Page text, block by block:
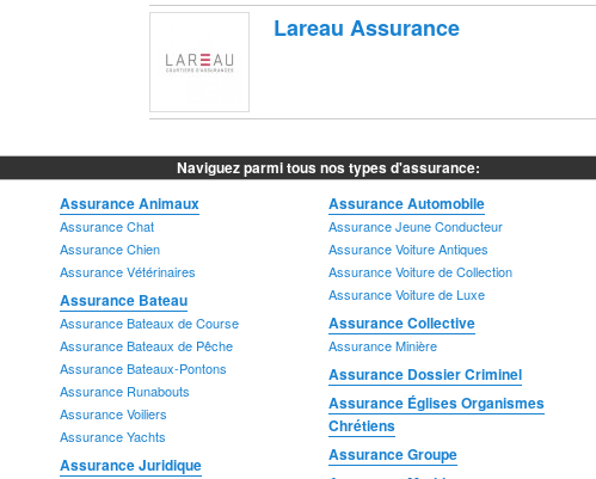
Assurance Églises Organismes
Chrétiens
Assurance Forestière
Assurance Entrepreneur Forestier
Assurance Maritime Assurance Moto
Lareau Assurance
Naviguez parmi tous nos types d'assurance:
Assurance Animaux
Assurance Chat
Assurance Chien
Assurance Vétérinaires
Assurance Automobile
Assurance Jeune Conducteur
Assurance Voiture Antiques
Assurance Voiture de Collection
Assurance Voiture de Luxe
Assurance Bateau
Assurance Bateaux de Course
Assurance Bateaux de Pêche
Assurance Bateaux-Pontons
Assurance Runabouts
Assurance Voiliers
Assurance Yachts
Assurance Collective
Assurance Minière
Assurance Dossier Criminel
Assurance Églises Organismes
Chrétiens
Assurance Groupe
Assurance Juridique